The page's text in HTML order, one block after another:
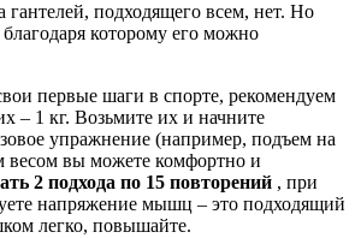
гантелей, подходящего всем, нет. Но
которому его можно
первые шаги в спорте, рекомендуем
– 1 кг. Возьмите их и начните
упражнение (например, подъем на
весом вы можете комфортно и
2 подхода по 15 повторений , при
напряжение мышц – это подходящий
легко, повышайте.